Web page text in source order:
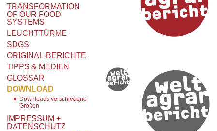
TRANSFORMATION
OF OUR FOOD
SYSTEMS
LEUCHTTÜRME
SDGS
ORIGINAL-BERICHTE
TIPPS & MEDIEN
GLOSSAR
DOWNLOAD
Downloads verschiedene
Größen
IMPRESSUM +
DATENSCHUTZ